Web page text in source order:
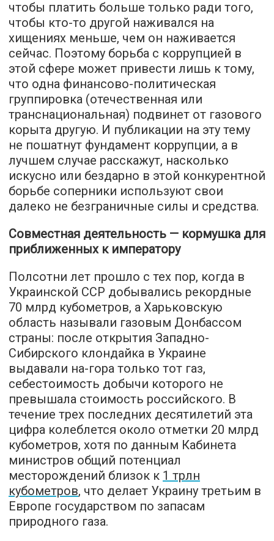
чтобы платить больше только ради того,
чтобы кто-то другой наживался на
хищениях меньше, чем он наживается
сейчас. Поэтому борьба с коррупцией в
этой сфере может привести лишь к тому,
что одна финансово-политическая
группировка (отечественная или
транснациональная) подвинет от газового
корыта другую. И публикации на эту тему
не пошатнут фундамент коррупции, а в
лучшем случае расскажут, насколько
искусно или бездарно в этой конкурентной
борьбе соперники используют свои
далеко не безграничные силы и средства.
Совместная деятельность — кормушка для
приближенных к императору
Полсотни лет прошло с тех пор, когда в
Украинской ССР добывались рекордные
70 млрд кубометров, а Харьковскую
область называли газовым Донбассом
страны: после открытия Западно-
Сибирского клондайка в Украине
выдавали на-гора только тот газ,
себестоимость добычи которого не
превышала стоимость российского. В
течение трех последних десятилетий эта
цифра колеблется около отметки 20 млрд
кубометров, хотя по данным Кабинета
министров общий потенциал
месторождений близок к 1 трлн
кубометров, что делает Украину третьим в
Европе государством по запасам
природного газа.